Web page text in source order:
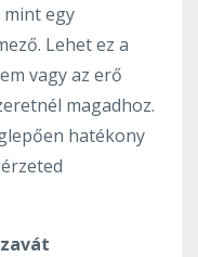
egy
Lehet ez a
vagy az erő
magadhoz.
hatékony